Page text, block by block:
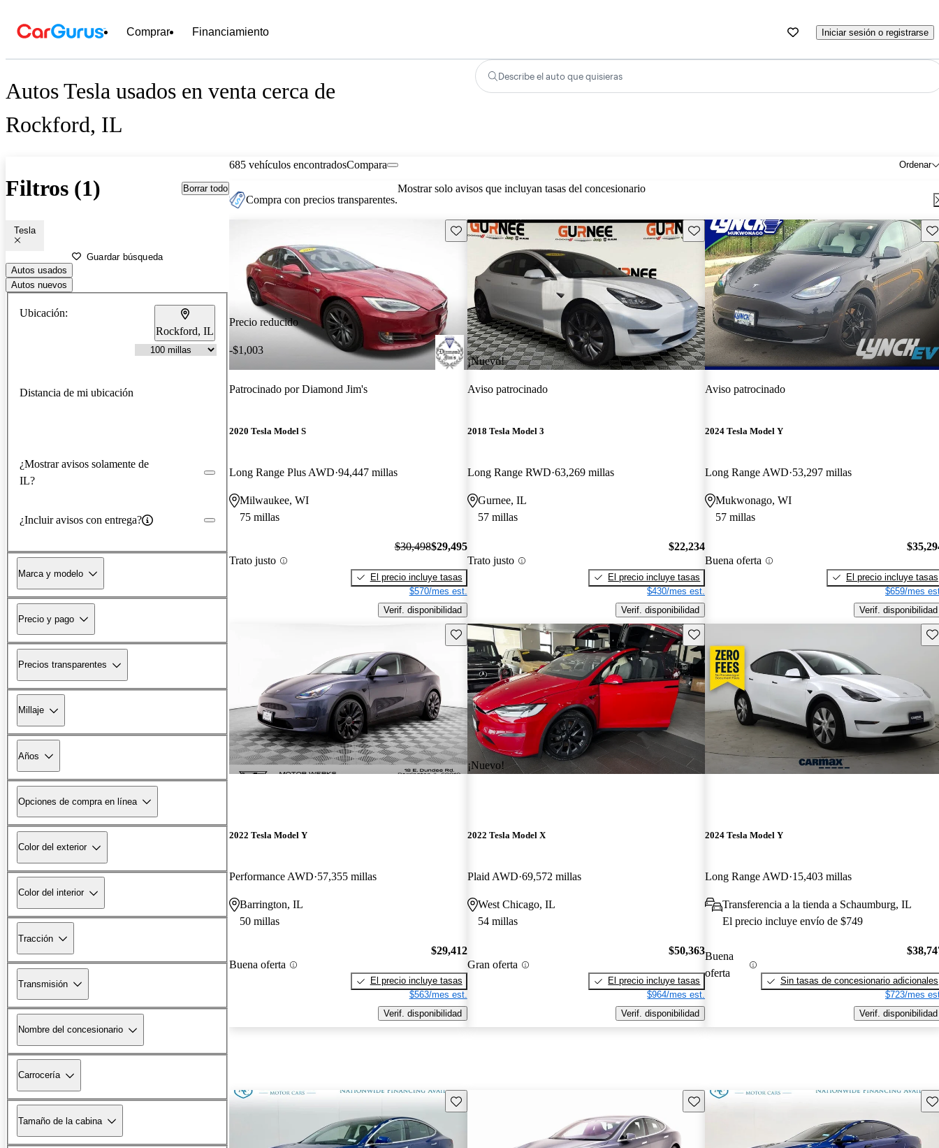
Comprar Financiamiento Iniciar sesión o registrarse
Autos Tesla usados en venta cerca de
Rockford, IL
Describe el auto que quisieras
Filtros (1) Borrar todo
Tesla
Guardar búsqueda
Autos usados
Autos nuevos
Ubicación:
Rockford, IL
Distancia de mi ubicación
¿Mostrar avisos solamente de
IL?
¿Incluir avisos con entrega?
Marca y modelo
Precio y pago
Precios transparentes
Millaje
Años
Opciones de compra en línea
Color del exterior
Color del interior
Tracción
Transmisión
Nombre del concesionario
Carrocería
Tamaño de la cabina
685 vehículos encontrados Ordenar
Compara
Compra con precios transparentes.
Mostrar solo avisos que incluyan tasas del concesionario
Precio reducido
-$1,003
Guarda este Aviso
Patrocinado porDiamond Jim's
2020 Tesla Model S
Long Range Plus AWD 94,447 millas
Milwaukee, WI
75 millas
Trato justo
$30,498$29,495
El precio incluye tasas
$570/mes est.
Verif. disponibilidad
¡Nuevo!
Guarda este Aviso
Aviso patrocinado
2018 Tesla Model 3
Long Range RWD 63,269 millas
Gurnee, IL
57 millas
Trato justo
$22,234
El precio incluye tasas
$430/mes est.
Verif. disponibilidad
Aviso patrocinado
2024 Tesla Model Y
Long Range AWD 53,297 millas
Mukwonago, WI
57 millas
Buena oferta
El precio incluye tasas
$659/mes
Verif. disponibilidad
Guarda este Aviso
2022 Tesla Model Y
Performance AWD 57,355 millas
Barrington, IL
50 millas
Buena oferta
$29,412
El precio incluye tasas
$563/mes est.
Verif. disponibilidad
¡Nuevo!
Guarda este Aviso
2022 Tesla Model X
Plaid AWD 69,572 millas
West Chicago, IL
54 millas
Gran oferta
$50,363
El precio incluye tasas
$964/mes est.
Verif. disponibilidad
2024 Tesla Model Y
Long Range AWD 15,403 millas
Transferencia a la tienda a Schaumburg, IL
El precio incluye envío de $749
Buena
oferta
Sin tasas de concesionario adicionales
$723/mes
Verif. disponibilidad
Guarda este Aviso Guarda este Aviso